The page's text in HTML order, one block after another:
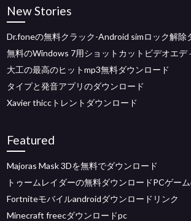
New Stories
Dr.foneの無料クラック-Android simロック解除
無料のWindows 7用ショットカットビデオエデ
大工の最高のヒットmp3無料ダウンロード
タイプと発音アプリのダウンロード
Xavier thiccトレントダウンロード
Featured
Majoras Mask 3Dを無料でダウンロード
トゥームレイダーの無料ダウンロードPCゲー
Fortniteモバイルandroidダウンロードリンク
Minecraft freecダウンロードpc